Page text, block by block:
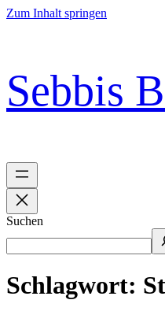
Zum Inhalt springen
Sebbis
Suchen
Schlagwort: